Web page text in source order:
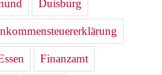
Duisburg
Finanzamt